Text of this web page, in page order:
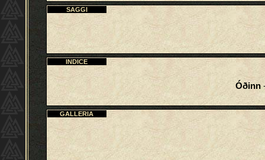
SAGGI
INDICE
Óðinn
GALLERIA